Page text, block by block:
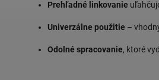
Prehľadné linkovanie
Univerzálne použitie –
Odolné spracovanie, ktoré